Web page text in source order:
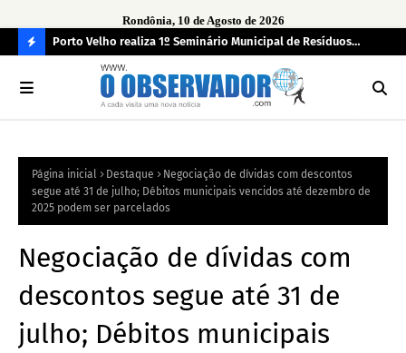
Rondônia, 10 de Agosto de 2026
O
R
A
Porto Velho realiza 1º Seminário Municipal de Resíduos
Sólidos no dia 14 de agosto
Página inicial Destaque
Negociação de dívidas com descontos
segue até 31 de julho; Débitos municipais vencidos até dezembro de
2025 podem ser parcelados
Negociação de dívidas com
descontos segue até 31 de
julho; Débitos municipais